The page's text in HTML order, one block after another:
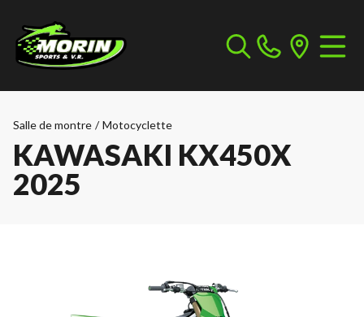
Salle de montre / Motocyclette
KAWASAKI KX450X
2025